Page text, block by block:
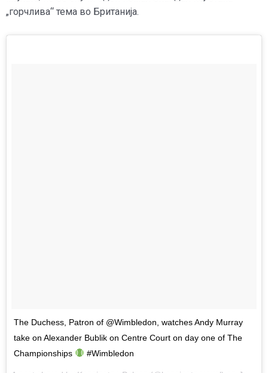
„горчлива“ тема во Британија.
The Duchess, Patron of @Wimbledon, watches Andy Murray
take on Alexander Bublik on Centre Court on day one of The
Championships
#Wimbledon